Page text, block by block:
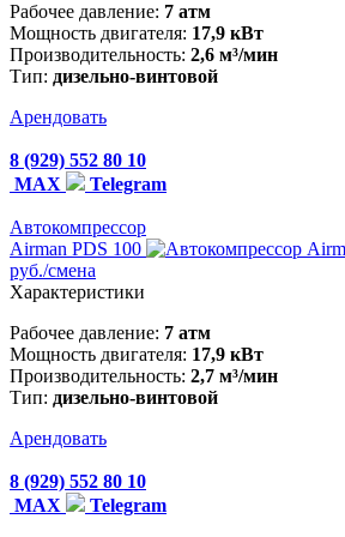
Рабочее давление: 7 атм
Мощность двигателя: 17,9 кВт
Производительность: 2,6 м³/мин
Тип: дизельно-винтовой
Арендовать
8 (929) 552 80 10
MAX
Telegram
Автокомпрессор
Airman PDS 100
руб./смена
Характеристики
Рабочее давление: 7 атм
Мощность двигателя: 17,9 кВт
Производительность: 2,7 м³/мин
Тип: дизельно-винтовой
Арендовать
8 (929) 552 80 10
MAX
Telegram